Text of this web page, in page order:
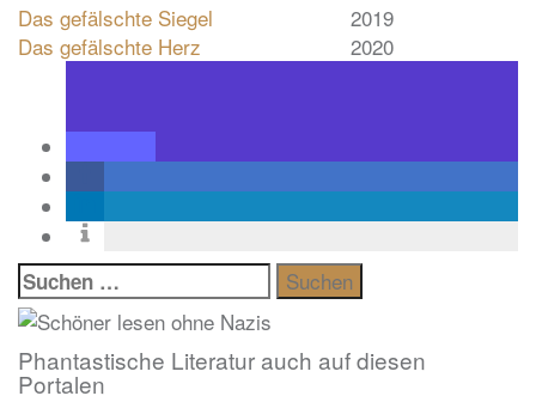
Das gefälschte Siegel
2019
Das gefälschte Herz
2020
Suchen
nach:
Phantastische Literatur auch auf diesen
Portalen